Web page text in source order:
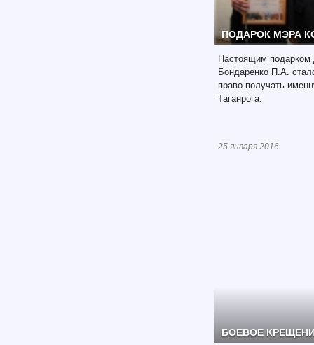
ПОДАРОК МЭРА
Настоящим подарком
Бондаренко П.А.
право получать
Таганрога.
25 января 2016
БОЕВОЕ